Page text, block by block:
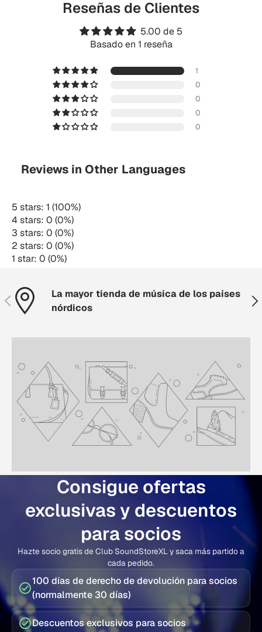
Reseñas de Clientes
5.00 de 5
Basado en 1 reseña
1
0
0
0
0
Reviews in Other Languages
5 stars: 1 (100%)
4 stars: 0 (0%)
3 stars: 0 (0%)
2 stars: 0 (0%)
1 star: 0 (0%)
Anterior
La mayor tienda de música de los países
nórdicos
Consigue ofertas
exclusivas y descuentos
para socios
Hazte socio gratis de Club SoundStoreXL y saca más partido a
cada pedido.
100 días de derecho de devolución para socios
(normalmente 30 días)
Descuentos exclusivos para socios